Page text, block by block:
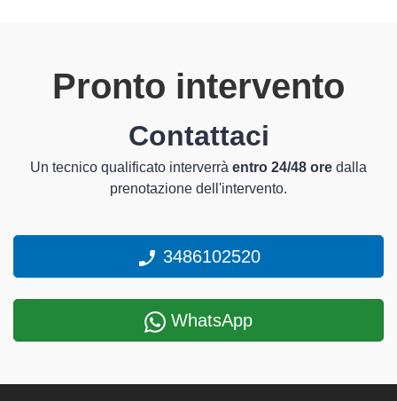
Pronto intervento
Contattaci
Un tecnico qualificato interverrà entro 24/48 ore dalla
prenotazione dell'intervento.
3486102520
WhatsApp